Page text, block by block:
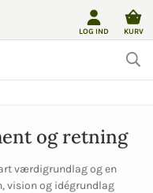
LOG IND KURV
og retning
værdigrundlag og en
vision og idégrundlag